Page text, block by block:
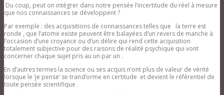
Du coup, peut on intégrer dans notre pensée l’incertitude du réel à mesure
que nos connaissances se développent ?
Par exemple : des acquisitions de connaissances telles que la terre est
ronde , que l’atome existe peuvent être balayées d’un revers de manche à
l’occasion d’une croyance ou d’un délire qui rend cette acquisition
totalement subjective pour des raisons de réalité psychique qui vont
concerner chaque sujet pris au un par un .
En d’autres termes la science ou ses acquis n’ont plus de valeur de vérité
lorsque le ‘je pense’ se transforme en certitude et devient le référentiel de
toute pensée scientifique .